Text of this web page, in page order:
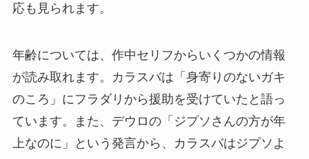
応も見られます。
年齢については、作中セリフからいくつかの情報
が読み取れます。カラスバは「身寄りのないガキ
のころ」にフラダリから援助を受けていたと語っ
ています。また、デウロの「ジプソさんの方が年
上なのに」という発言から、カラスバはジプソよ